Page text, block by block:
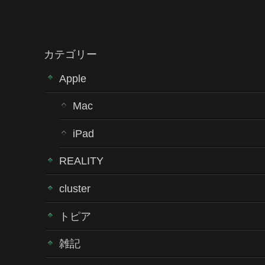
カテゴリー
Apple
Mac
iPad
REALITY
cluster
トピア
雑記